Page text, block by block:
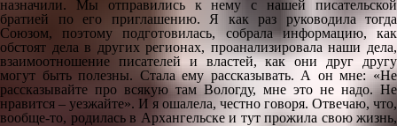
назначили. Мы отправились к нему с нашей писательской
братией по его приглашению. Я как раз руководила тогда
Союзом, поэтому подготовилась, собрала информацию, как
обстоят дела в других регионах, проанализировала наши дела,
взаимоотношение писателей и властей, как они друг другу
могут быть полезны. Стала ему рассказывать. А он мне: «Не
рассказывайте про всякую там Вологду, мне это не надо. Не
нравится – уезжайте». И я ошалела, честно говоря. Отвечаю, что,
вообще-то, родилась в Архангельске и тут прожила свою жизнь,